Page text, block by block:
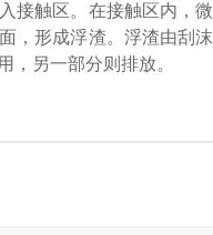
接触区。在接触区内，
，形成浮渣。浮渣由刮
，另一部分则排放。